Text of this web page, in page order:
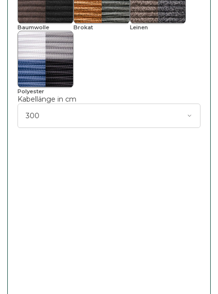
Baumwolle Brokat Leinen
Polyester
Kabellänge in cm